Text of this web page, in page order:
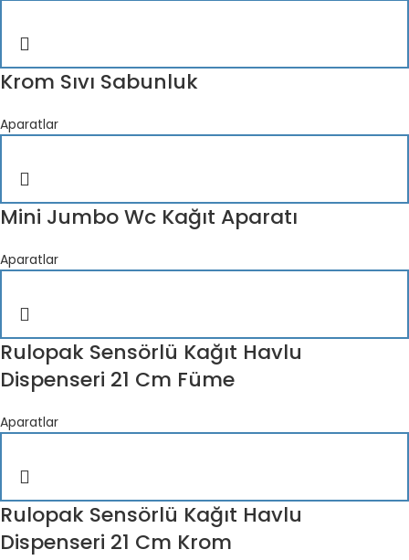
Krom Sıvı Sabunluk
Aparatlar
Mini Jumbo Wc Kağıt Aparatı
Aparatlar
Rulopak Sensörlü Kağıt Havlu
Dispenseri 21 Cm Füme
Aparatlar
Rulopak Sensörlü Kağıt Havlu
Dispenseri 21 Cm Krom